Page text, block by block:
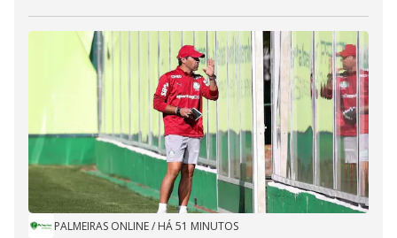
PALMEIRAS ONLINE/ HÁ 51 MINUTOS